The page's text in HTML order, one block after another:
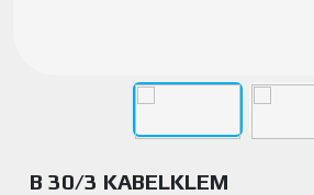
B 30/3 KABELKLEM